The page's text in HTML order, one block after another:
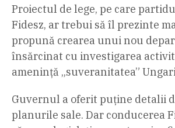
Proiectul de lege, pe care
Fidesz, ar trebui să îl prezinte
propună crearea unui nou
însărcinat cu investigarea
amenință „suveranitatea”
Guvernul a oferit puține detalii
planurile sale. Dar conducerea